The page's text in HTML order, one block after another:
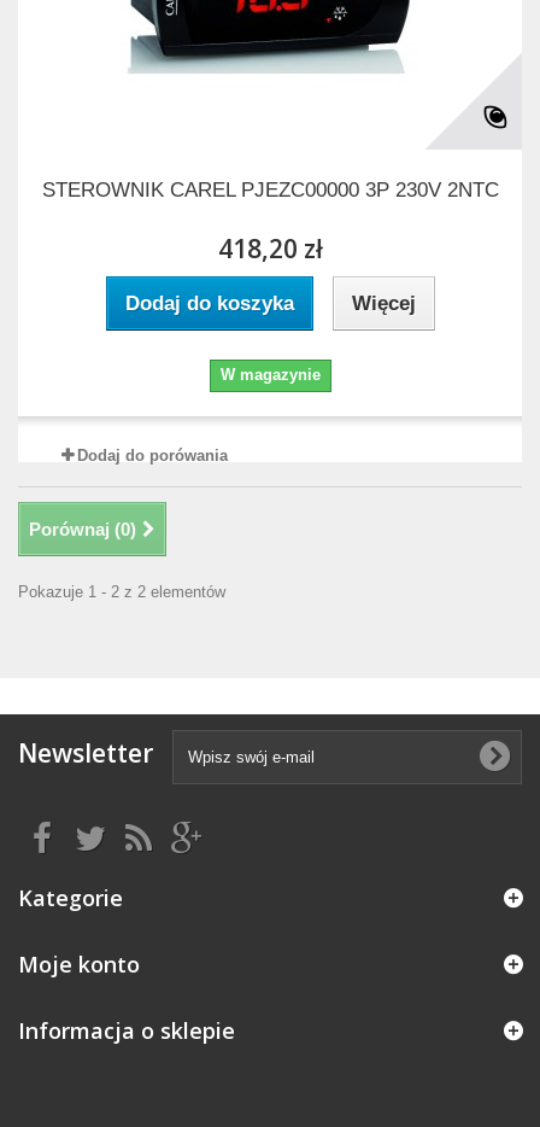
STEROWNIK CAREL PJEZC00000 3P 230V 2NTC
418,20 zł
Dodaj do koszyka Więcej
W magazynie
Dodaj do porówania
Porównaj (0)
Pokazuje 1 - 2 z 2 elementów
Newsletter
Kategorie
Moje konto
Informacja o sklepie